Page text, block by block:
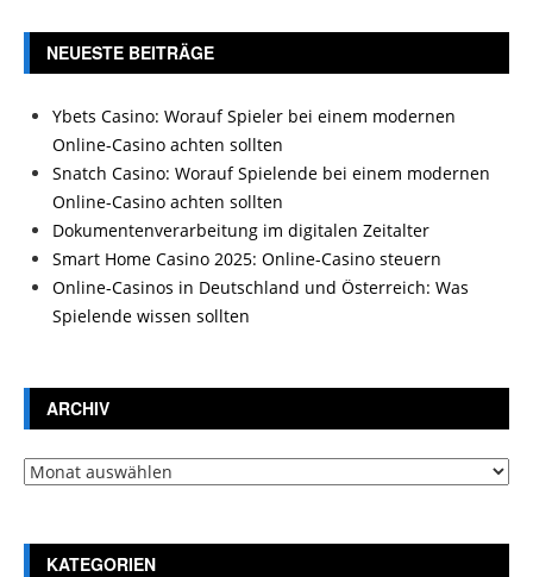
NEUESTE BEITRÄGE
Ybets Casino: Worauf Spieler bei einem modernen
Online-Casino achten sollten
Snatch Casino: Worauf Spielende bei einem modernen
Online-Casino achten sollten
Dokumentenverarbeitung im digitalen Zeitalter
Smart Home Casino 2025: Online-Casino steuern
Online-Casinos in Deutschland und Österreich: Was
Spielende wissen sollten
ARCHIV
Archiv
KATEGORIEN